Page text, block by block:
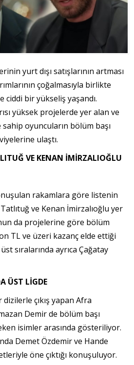
yurt dışı satışlarının artması
çoğalmasıyla birlikte
bir yükseliş yaşandı.
yüksek projelerde yer alan ve
oyuncuların bölüm başı
ulaştı.
VE KENAN İMİRZALIOĞLU
rakamlara göre listenin
Tatlıtuğ ve Kenan İmirzalıoğlu yer
da projelerine göre bölüm
TL ve üzeri kazanç elde ettiği
sıralarında ayrıca Çağatay
ÜST LİGDE
çıkış yapan Afra
Demir de bölüm başı
isimler arasında gösteriliyor.
Demet Özdemir ve Hande
öne çıktığı konuşuluyor.